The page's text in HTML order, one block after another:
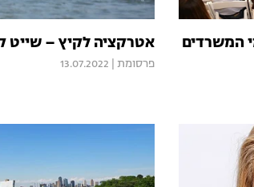
המשרדים
אטרקציה לקיץ – שייט
פרסומת 13.07.2022